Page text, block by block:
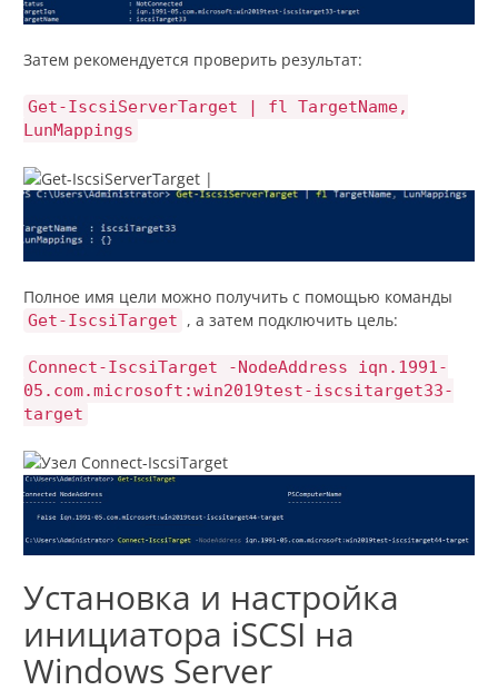
Затем рекомендуется проверить результат:
Get-IscsiServerTarget | fl TargetName,
LunMappings
Полное имя цели можно получить с помощью команды
Get-IscsiTarget , а затем подключить цель:
Connect-IscsiTarget -NodeAddress iqn.1991-
05.com.microsoft:win2019test-iscsitarget33-
target
Установка и настройка
инициатора iSCSI на
Windows Server